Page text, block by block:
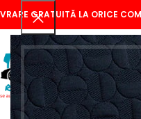
GRATUITĂ LA ORICE